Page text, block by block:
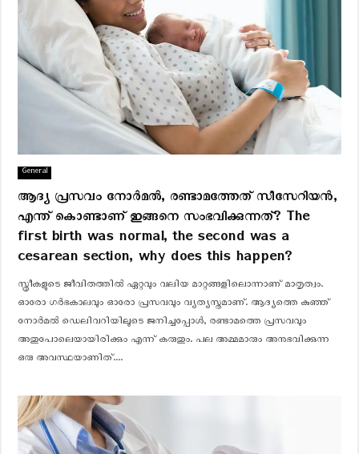
General
ആദ്യ പ്രസവം നോർമൽ, രണ്ടാമത്തേത് സീസേറിയൻ,
എന്ത് കൊണ്ടാണ് ഇങ്ങനെ സംഭവിക്കുന്നത്? The
first birth was normal, the second was a
cesarean section, why does this happen?
സ്ത്രീകളുടെ ജീവിതത്തിൽ ഏറ്റവും വലിയ മാറ്റങ്ങളിലൊന്നാണ് മാതൃത്വം.
ഓരോ ഗർഭകാലവും ഓരോ പ്രസവവും വ്യത്യസ്തമാണ്. ആദ്യത്തെ കുഞ്ഞ്
നോർമൽ ഡെലിവറിയിലൂടെ ജനിച്ചപ്പോൾ, രണ്ടാമത്തെ പ്രസവവും
അതുപോലെയായിരിക്കും എന്ന് കരുതും. പല അമ്മമാരും അനുഭവിക്കുന്ന
ഒരു അവസ്ഥയാണിത്....